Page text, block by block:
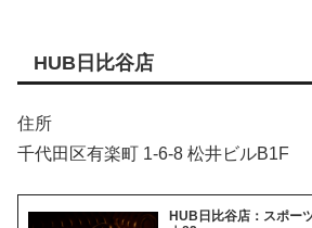
HUB日比谷店
住所
千代田区有楽町 1-6-8 松井ビルB1F
HUB日比谷店：スポー